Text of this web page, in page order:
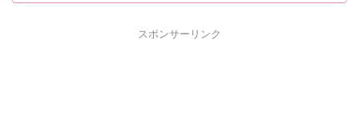
スポンサーリンク